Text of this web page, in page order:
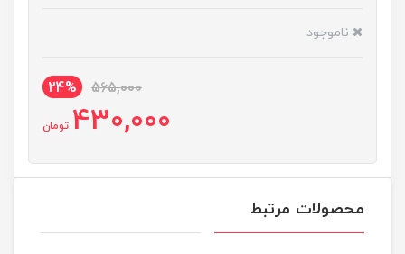
ناموجود
565,000
24%
430,000 تومان
محصولات مرتبط